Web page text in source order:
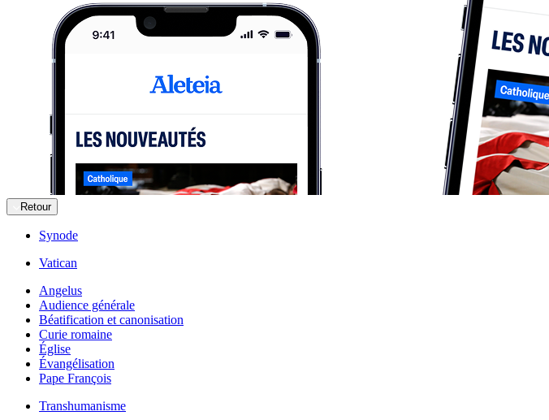
Retour
Synode
Vatican
Angelus
Audience générale
Béatification et canonisation
Curie romaine
Église
Évangélisation
Pape François
Transhumanisme